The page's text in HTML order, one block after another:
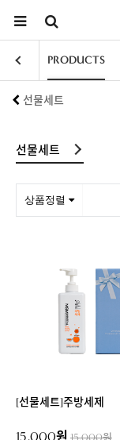
PRODUCTS
선물세트
선물세트
상품정렬
[선물세트]주방세제
15,000원 15,000원